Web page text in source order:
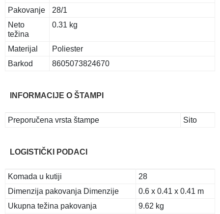
Pakovanje
28/1
Neto
težina
0.31 kg
Materijal
Poliester
Barkod
8605073824670
INFORMACIJE O ŠTAMPI
Preporučena vrsta štampe Sito
LOGISTIČKI PODACI
Komada u kutiji
28
Dimenzija pakovanja Dimenzije
0.6 x 0.41 x 0.41 m
Ukupna težina pakovanja
9.62 kg